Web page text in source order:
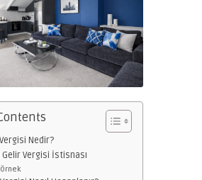
Nedir?
Vergisi İstisnası
Örnek